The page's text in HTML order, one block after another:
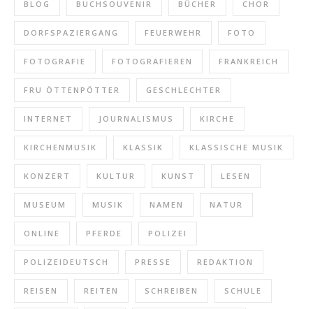
BLOG BUCHSOUVENIR BÜCHER CHOR
DORFSPAZIERGANG FEUERWEHR FOTO
FOTOGRAFIE FOTOGRAFIEREN FRANKREICH
FRU ÖTTENPÖTTER GESCHLECHTER
INTERNET JOURNALISMUS KIRCHE
KIRCHENMUSIK KLASSIK KLASSISCHE MUSIK
KONZERT KULTUR KUNST LESEN
MUSEUM MUSIK NAMEN NATUR
ONLINE PFERDE POLIZEI
POLIZEIDEUTSCH PRESSE REDAKTION
REISEN REITEN SCHREIBEN SCHULE